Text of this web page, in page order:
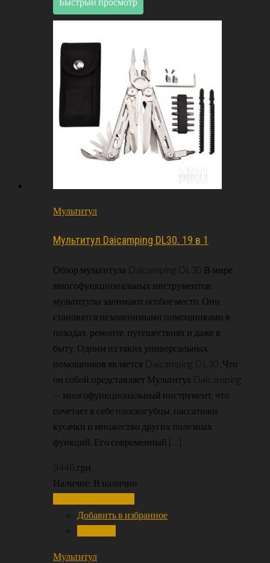
Мультитул
Мультитул Daicamping DL30. 19 в 1
Обзор мультитула Daicamping DL30 В мире
многофункциональных инструментов
мультитулы занимают особое место. Они
становятся незаменимыми помощниками в
походах, ремонте, путешествиях и даже в
быту. Одним из таких универсальных
помощников является Daicamping DL30. Что
он собой представляет Мультитул Daicamping
— многофункциональный инструмент, что
сочетает в себе плоскогубцы, пассатижи,
кусачки и множество других полезных
функций. Его современный […]
3448 грн.
Наличие: В наличии
Добавить в избранное
Мультитул